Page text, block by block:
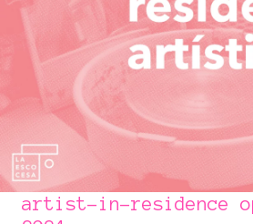
artist-in-residence